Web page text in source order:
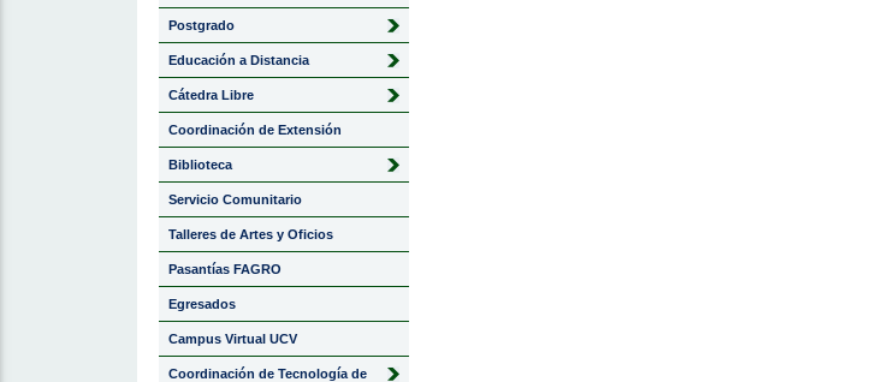
Postgrado
Educación a Distancia
Cátedra Libre
Coordinación de Extensión
Biblioteca
Servicio Comunitario
Talleres de Artes y Oficios
Pasantías FAGRO
Egresados
Campus Virtual UCV
Coordinación de Tecnología de